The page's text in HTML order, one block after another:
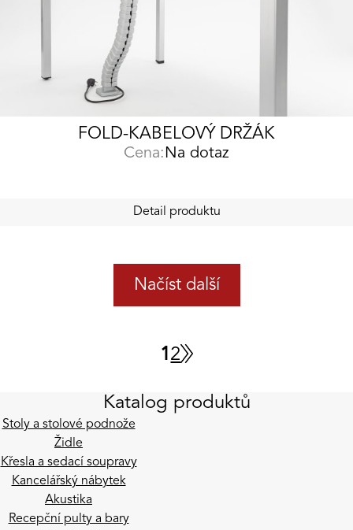
FOLD-KABELOVÝ DRŽÁK
Cena: Na dotaz
Detail produktu
Načíst další
12
Katalog produktů
Stoly a stolové podnože
Židle
Křesla a sedací soupravy
Kancelářský nábytek
Akustika
Recepční pulty a bary